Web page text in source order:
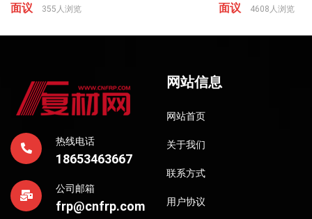
面议
355人浏览
面议
4608人浏览
热线电话
18653463667
公司邮箱
frp@cnfrp.com
网站信息
网站首页
关于我们
联系方式
用户协议